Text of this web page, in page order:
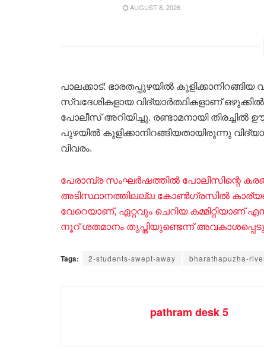
AUGUST 8, 2026
പാലക്കാട്: ഭാരതപ്പുഴയിൽ കുളിക്കാനിറങ്ങിയ
സ്വദേശികളായ വിദ്യാർത്ഥികളാണ്
പോലീസ് അറിയിച്ചു. രണ്ടാമനായി തിരച്ചിൽ
പുഴയിൽ കുളിക്കാനിറങ്ങിയതായിരുന്നു
വിവരം.
പേരാമ്പ്ര സംഘർഷത്തിൽ പോലീസിന്റെ
അടിസ്ഥാനത്തിലല്ല കോൺഗ്രസിൽ
വേറെയാണ്, ഏറ്റവും ചെറിയ
നൂറ് ശതമാനം തൃപ്തിയുണ്ടെന്ന്
Tags: 2-students-swept-away bharathapuzha-
pathram desk 5